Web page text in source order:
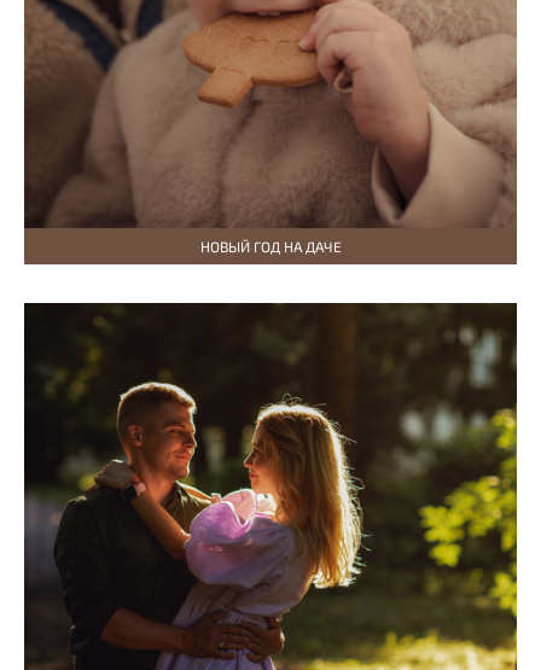
НОВЫЙ ГОД НА ДАЧЕ